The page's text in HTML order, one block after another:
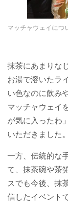
マッチャウェイにつ
抹茶にあまりな
お湯で溶いたラ
い色なのに飲み
マッチャウェイ
が気に入ったわ
いただきました。
一方、伝統的な
て、抹茶碗や茶
スでも今後、抹
信したイベント